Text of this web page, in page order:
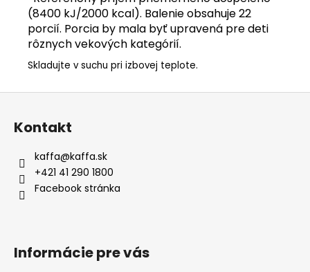
(8400 kJ/2000 kcal). Balenie obsahuje 22
porcií. Porcia by mala byť upravená pre deti
rôznych vekových kategórií.
Skladujte v suchu pri izbovej teplote.
Z
Kontakt
kaffa@kaffa.sk
+421 41 290 1800
Facebook stránka
Informácie pre vás